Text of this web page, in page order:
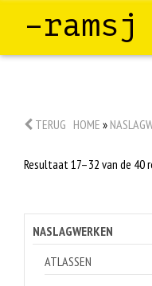
–ramsj
TERUG HOME »
Resultaat 17–32 van de
NASLAGWERKEN
ATLASSEN